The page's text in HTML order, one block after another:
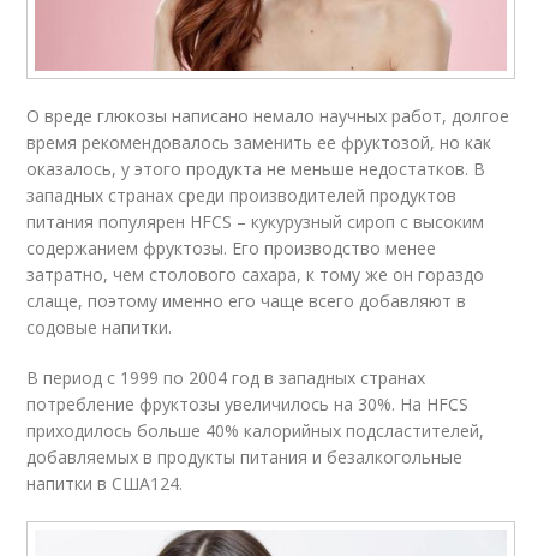
О вреде глюкозы написано немало научных работ, долгое
время рекомендовалось заменить ее фруктозой, но как
оказалось, у этого продукта не меньше недостатков. В
западных странах среди производителей продуктов
питания популярен HFCS – кукурузный сироп с высоким
содержанием фруктозы. Его производство менее
затратно, чем столового сахара, к тому же он гораздо
слаще, поэтому именно его чаще всего добавляют в
содовые напитки.
В период с 1999 по 2004 год в западных странах
потребление фруктозы увеличилось на 30%. На HFCS
приходилось больше 40% калорийных подсластителей,
добавляемых в продукты питания и безалкогольные
напитки в США124.